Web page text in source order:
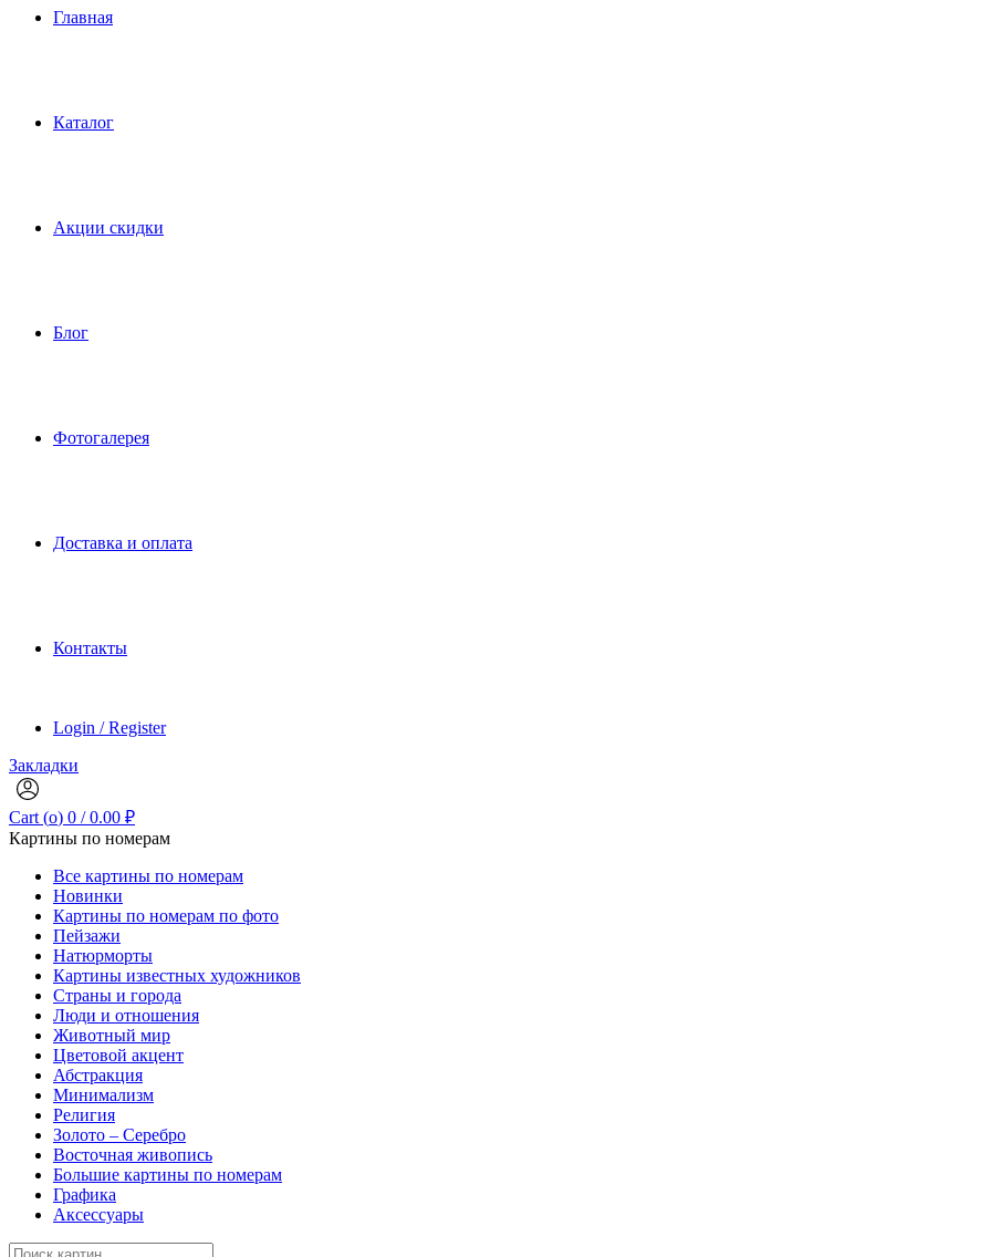
Главная
Каталог
Акции скидки
Блог
Фотогалерея
Доставка и оплата
Контакты
Login / Register
Закладки
Cart (o) 0 / 0.00 ₽
Картины по номерам
Все картины по номерам
Новинки
Картины по номерам по фото
Пейзажи
Натюрморты
Картины известных художников
Страны и города
Люди и отношения
Животный мир
Цветовой акцент
Абстракция
Минимализм
Религия
Золото – Серебро
Восточная живопись
Большие картины по номерам
Графика
Аксессуары
Search